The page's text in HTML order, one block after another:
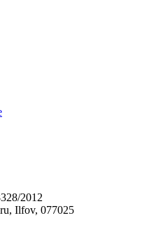
2012
Ilfov, 077025